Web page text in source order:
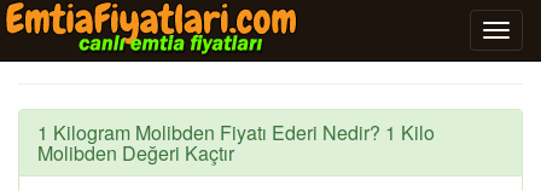
1 Kilogram Molibden Fiyatı Ederi Nedir? 1 Kilo
Molibden Değeri Kaçtır